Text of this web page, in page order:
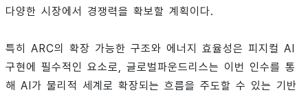
다양한 시장에서 경쟁력을 확보할 계획이다.
특히 ARC의 확장 가능한 구조와 에너지 효율성은 피지컬 AI
구현에 필수적인 요소로, 글로벌파운드리스는 이번 인수를 통
해 AI가 물리적 세계로 확장되는 흐름을 주도할 수 있는 기반